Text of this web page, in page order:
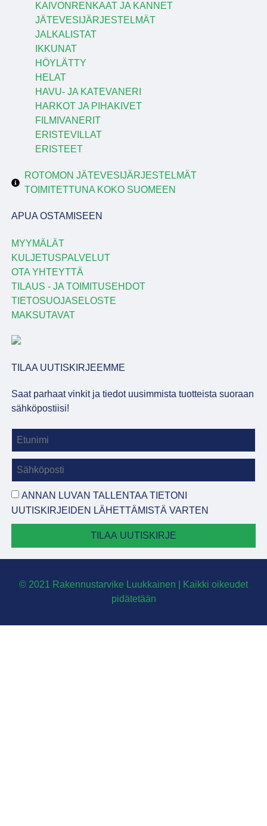
KAIVONRENKAAT JA KANNET
JÄTEVESIJÄRJESTELMÄT
JALKALISTAT
IKKUNAT
HÖYLÄTTY
HELAT
HAVU- JA KATEVANERI
HARKOT JA PIHAKIVET
FILMIVANERIT
ERISTEVILLAT
ERISTEET
ROTOMON JÄTEVESIJÄRJESTELMÄT
TOIMITETTUNA KOKO SUOMEEN
APUA OSTAMISEEN
MYYMÄLÄT
KULJETUSPALVELUT
OTA YHTEYTTÄ
TILAUS - JA TOIMITUSEHDOT
TIETOSUOJASELOSTE
MAKSUTAVAT
TILAA UUTISKIRJEEMME
Saat parhaat vinkit ja tiedot uusimmista tuotteista suoraan
sähköpostiisi!
ANNAN LUVAN TALLENTAA TIETONI
UUTISKIRJEIDEN LÄHETTÄMISTÄ VARTEN
TILAA UUTISKIRJE
© 2021 Rakennustarvike Luukkainen | Kaikki oikeudet
pidätetään